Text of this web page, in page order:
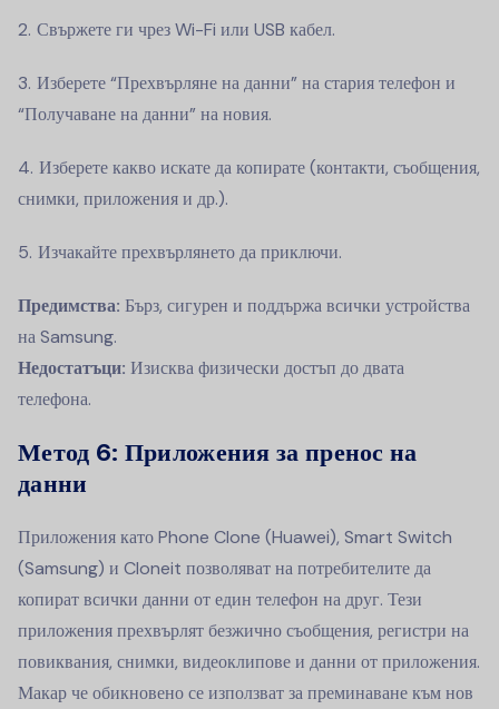
Свържете ги чрез Wi-Fi или USB кабел.
Изберете “Прехвърляне на данни” на стария телефон и
“Получаване на данни” на новия.
Изберете какво искате да копирате (контакти, съобщения,
снимки, приложения и др.).
Изчакайте прехвърлянето да приключи.
Предимства: Бърз, сигурен и поддържа всички устройства
на Samsung.
Недостатъци: Изисква физически достъп до двата
телефона.
Метод 6: Приложения за пренос на
данни
Приложения като Phone Clone (Huawei), Smart Switch
(Samsung) и Cloneit позволяват на потребителите да
копират всички данни от един телефон на друг. Тези
приложения прехвърлят безжично съобщения, регистри на
повиквания, снимки, видеоклипове и данни от приложения.
Макар че обикновено се използват за преминаване към нов